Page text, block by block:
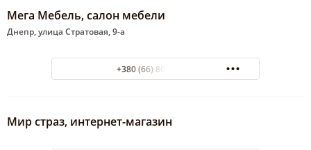
Мега Мебель, салон мебели
Днепр, улица Стратовая, 9-а
+380 (66) 860-80-80
Мир страз, интернет-магазин